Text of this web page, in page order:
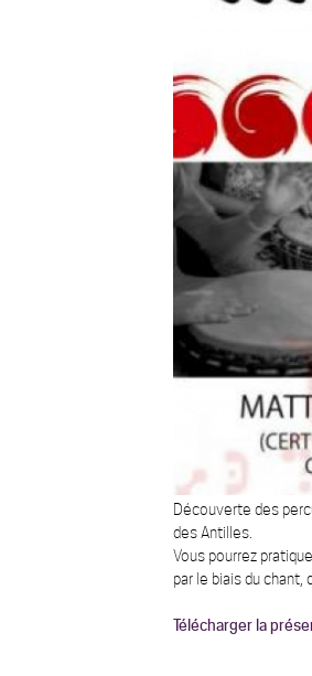
Découverte des
des Antilles.
Vous pourrez
par le biais du chant,
Télécharger la